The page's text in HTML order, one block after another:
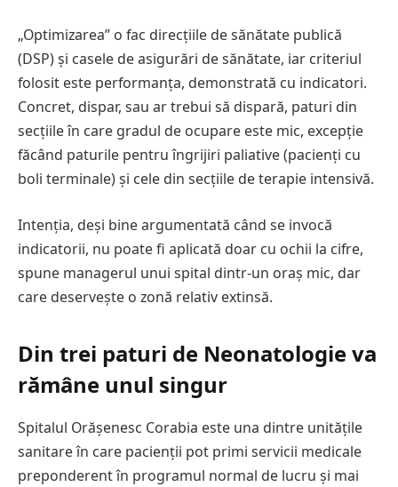
„Optimizarea” o fac direcțiile de sănătate publică
(DSP) și casele de asigurări de sănătate, iar criteriul
folosit este performanța, demonstrată cu indicatori.
Concret, dispar, sau ar trebui să dispară, paturi din
secțiile în care gradul de ocupare este mic, excepție
făcând paturile pentru îngrijiri paliative (pacienți cu
boli terminale) și cele din secțiile de terapie intensivă.
Intenția, deși bine argumentată când se invocă
indicatorii, nu poate fi aplicată doar cu ochii la cifre,
spune managerul unui spital dintr-un oraș mic, dar
care deservește o zonă relativ extinsă.
Din trei paturi de Neonatologie va
rămâne unul singur
Spitalul Orășenesc Corabia este una dintre unitățile
sanitare în care pacienții pot primi servicii medicale
preponderent în programul normal de lucru și mai